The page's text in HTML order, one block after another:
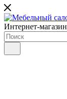
Интернет-магазин